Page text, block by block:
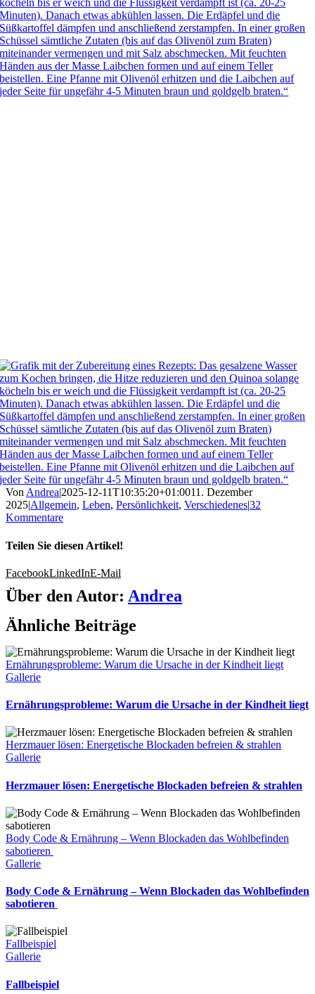
Von Andrea|2025-12-11T10:35:20+01:0011. Dezember
2025|Allgemein, Leben, Persönlichkeit, Verschiedenes|32
Kommentare
Teilen Sie diesen Artikel!
FacebookLinkedInE-Mail
Über den Autor: Andrea
Ähnliche Beiträge
Ernährungsprobleme: Warum die Ursache in der Kindheit liegt
Gallerie
Ernährungsprobleme: Warum die Ursache in der Kindheit liegt
Herzmauer lösen: Energetische Blockaden befreien & strahlen
Gallerie
Herzmauer lösen: Energetische Blockaden befreien & strahlen
Body Code & Ernährung – Wenn Blockaden das Wohlbefinden
sabotieren
Gallerie
Body Code & Ernährung – Wenn Blockaden das Wohlbefinden
sabotieren
Fallbeispiel
Gallerie
Fallbeispiel